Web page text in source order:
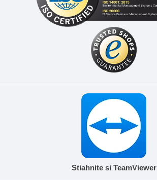
Stiahnite si TeamViewer